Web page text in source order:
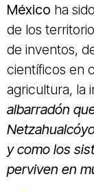
México ha
de los
de inventos,
científicos en
agricultura, la
albarradón
y como los
perviven en